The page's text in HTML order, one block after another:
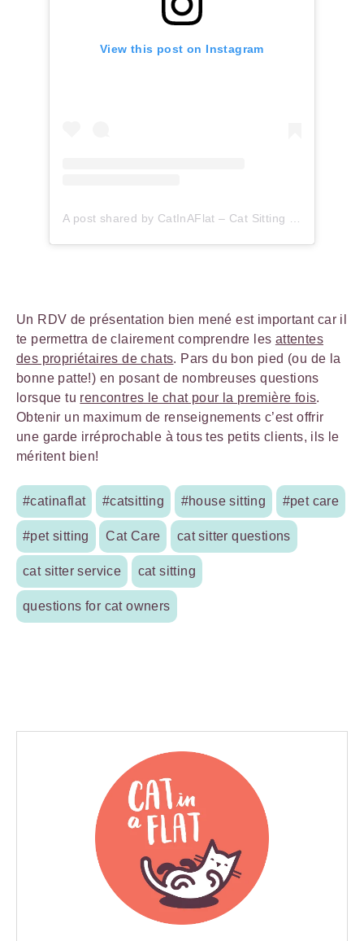
View this post on Instagram
Un RDV de présentation bien mené est important car il
te permettra de clairement comprendre les attentes
des propriétaires de chats. Pars du bon pied (ou de la
bonne patte!) en posant de nombreuses questions
lorsque tu rencontres le chat pour la première fois.
Obtenir un maximum de renseignements c’est offrir
une garde irréprochable à tous tes petits clients, ils le
méritent bien!
#catinaflat #catsitting #house sitting #pet care
#pet sitting Cat Care cat sitter questions
cat sitter service cat sitting
questions for cat owners